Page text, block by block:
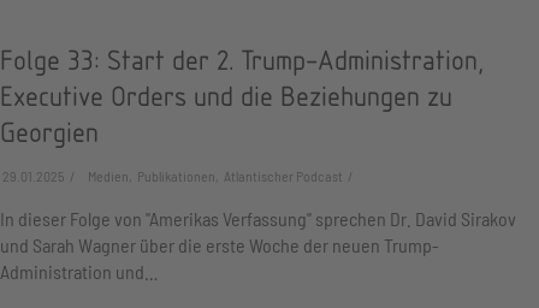
Folge 33: Start der 2. Trump-Administration,
Executive Orders und die Beziehungen zu
Georgien
29.01.2025 Medien, Publikationen, Atlantischer Podcast
In dieser Folge von "Amerikas Verfassung" sprechen Dr. David Sirakov
und Sarah Wagner über die erste Woche der neuen Trump-
Administration und…